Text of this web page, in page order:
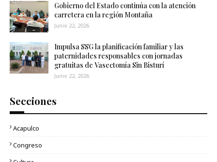
Gobierno del Estado continúa con la atención
carretera en la región Montaña
Junio 22, 2026
Impulsa SSG la planificación familiar y las
paternidades responsables con jornadas
gratuitas de Vasectomía Sin Bisturí
Junio 22, 2026
Secciones
Acapulco
Congreso